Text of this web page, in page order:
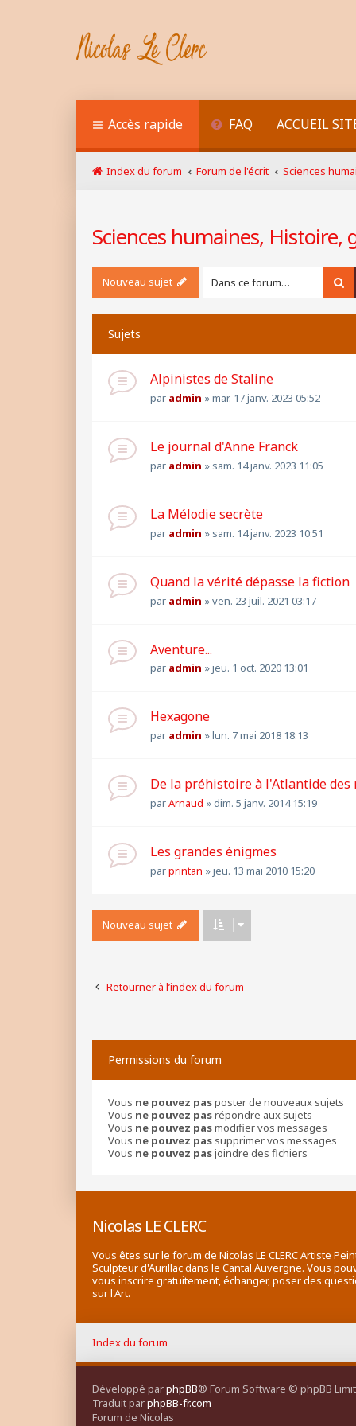
Accès rapide FAQ ACCUEIL
Index du forum Forum de l'écrit Sciences
Sciences humaines,
Nouveau sujet
Sujets
Alpinistes de Staline
par admin »mar. 17 janv. 2023 05:52
Le journal d'Anne Franck
par admin » sam. 14 janv. 2023 11:05
La Mélodie secrète
par admin » sam. 14 janv. 2023 10:51
Quand la vérité dépasse la fiction
par admin »ven. 23 juil. 2021 03:17
Aventure...
par admin »jeu. 1 oct. 2020 13:01
Hexagone
par admin »lun. 7 mai 2018 18:13
De la préhistoire à l'Atlantide des
parArnaud »dim. 5 janv. 2014 15:19
Les grandes énigmes
parprintan »jeu. 13 mai 2010 15:20
Nouveau sujet
Retourner à l’index du forum
Permissions du forum
Vous ne pouvez pasposter de nouveaux sujets
Vous ne pouvez pasrépondre aux sujets
Vous ne pouvez pasmodifier vos messages
Vous ne pouvez pas supprimer vos messages
Vous ne pouvez pasjoindre des fichiers
Nicolas LE CLERC
Vous êtes sur le forum de Nicolas LE CLERC Artiste
Sculpteur d'Aurillac dans le Cantal Auvergne. Vous
vous inscrire gratuitement, échanger, poser des
sur l'Art.
Index du forum
Développé parphpBB® Forum Software © phpBB
Traduit parphpBB-fr.com
Forum de Nicolas